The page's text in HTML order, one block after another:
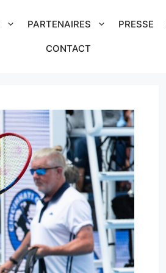
PARTENAIRES PRESSE
CONTACT